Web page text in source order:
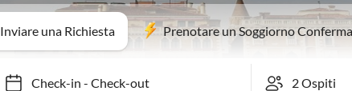
Inviare una Richiesta Prenotare un Soggiorno
Check-in- Check-out